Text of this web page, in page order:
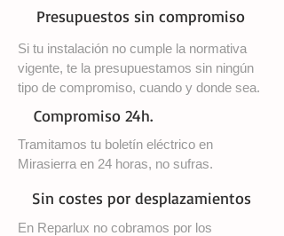
Presupuestos sin compromiso
Si tu instalación no cumple la normativa
vigente, te la presupuestamos sin ningún
tipo de compromiso, cuando y donde sea.
Compromiso 24h.
Tramitamos tu boletín eléctrico en
Mirasierra en 24 horas, no sufras.
Sin costes por desplazamientos
En Reparlux no cobramos por los